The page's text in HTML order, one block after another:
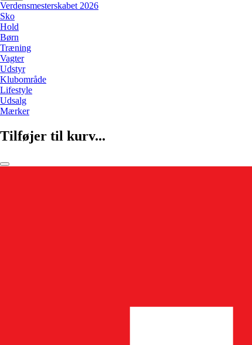
Verdensmesterskabet 2026
Sko
Hold
Børn
Træning
Vagter
Udstyr
Klubområde
Lifestyle
Udsalg
Mærker
Tilføjer til kurv...